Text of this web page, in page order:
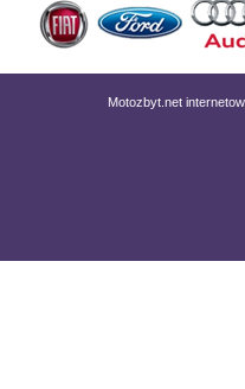
Motozbyt.net